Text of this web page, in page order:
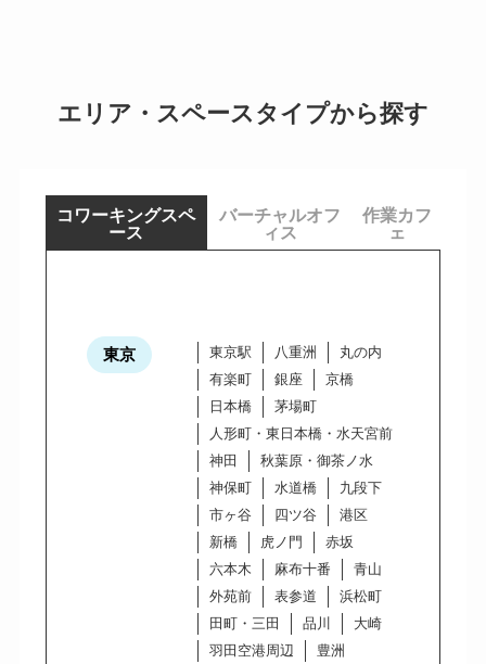
エリア・スペースタイプから探す
コワーキングスペ
ース
バーチャルオフ
ィス
作業カフ
ェ
東京 東京駅 八重洲
丸の内
有楽町
銀座
京橋
日本橋
茅場町
人形町・東日本橋・水天宮前
神田
秋葉原・御茶ノ水
神保町
水道橋
九段下
市ヶ谷
四ツ谷
港区
新橋
虎ノ門
赤坂
六本木
麻布十番
青山
外苑前
表参道
浜松町
田町・三田
品川
大崎
羽田空港周辺
豊洲